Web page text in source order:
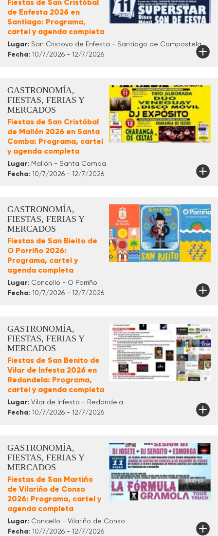
Fiestas de San Cristóbal
de Enfesta 2026 en
Santiago: Programa,
cartel y agenda completa
Lugar: San Cristovo de Enfesta - Santiago de Compostela
Fecha: 10/7/2026 - 12/7/2026
GASTRONOMÍA,
FIESTAS, FERIAS Y
MERCADOS
Fiestas de San Cristóbal
de Mallón 2026 en Santa
Comba: Programa, cartel
y agenda completa
Lugar: Mallón - Santa Comba
Fecha: 10/7/2026 - 12/7/2026
GASTRONOMÍA,
FIESTAS, FERIAS Y
MERCADOS
Fiestas de San Bieito de
O Porriño 2026:
Programa, cartel y
agenda completa
Lugar: Concello - O Porriño
Fecha: 10/7/2026 - 12/7/2026
GASTRONOMÍA,
FIESTAS, FERIAS Y
MERCADOS
Fiestas de San Benito de
Vilar de Infesta 2026 en
Redondela: Programa,
cartel y agenda completa
Lugar: Vilar de Infesta - Redondela
Fecha: 10/7/2026 - 12/7/2026
GASTRONOMÍA,
FIESTAS, FERIAS Y
MERCADOS
Fiestas de San Martiño
de Vilariño de Conso
2026: Programa, cartel y
agenda completa
Lugar: Concello - Vilariño de Conso
Fecha: 10/7/2026 - 12/7/2026